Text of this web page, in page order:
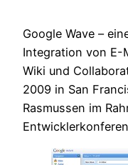
Google Wave –
Integration von E-
Wiki und
2009 in San
Rasmussen im